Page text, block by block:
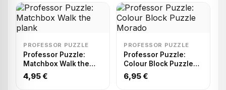
PROFESSOR PUZZLE
Professor Puzzle:
Matchbox Walk the
plank
4,95 €
PROFESSOR PUZZLE
Professor Puzzle:
Colour Block Puzzle
Morado
6,95 €